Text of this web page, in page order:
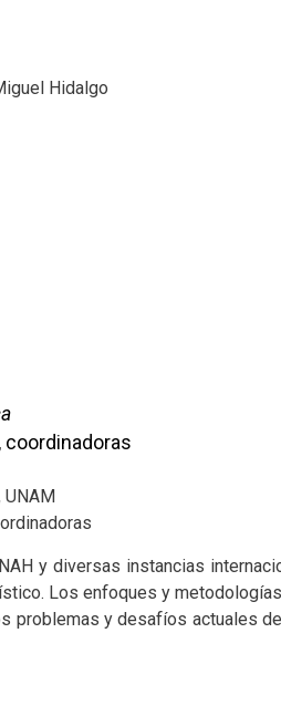
Hidalgo
coordinadoras
y diversas instancias
Los enfoques y
y desafíos actuales